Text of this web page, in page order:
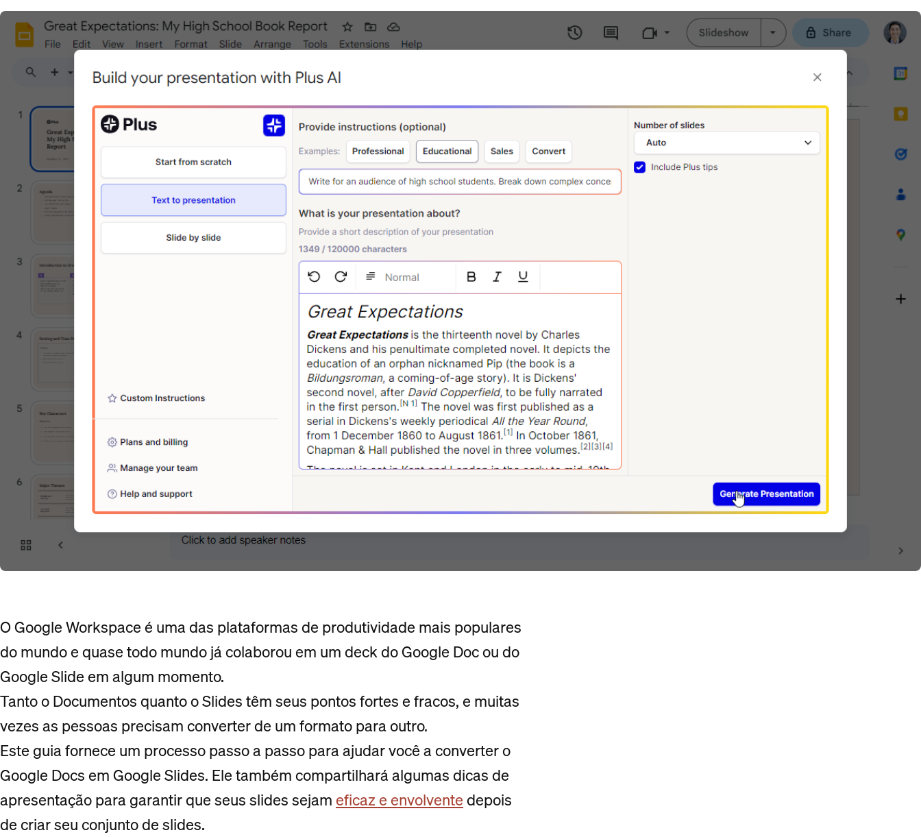
O Google Workspace é uma das plataformas de produtividade mais populares
do mundo e quase todo mundo já colaborou em um deck do Google Doc ou do
Google Slide em algum momento.
Tanto o Documentos quanto o Slides têm seus pontos fortes e fracos, e muitas
vezes as pessoas precisam converter de um formato para outro.
Este guia fornece um processo passo a passo para ajudar você a converter o
Google Docs em Google Slides. Ele também compartilhará algumas dicas de
apresentação para garantir que seus slides sejam eficaz e envolvente depois
de criar seu conjunto de slides.